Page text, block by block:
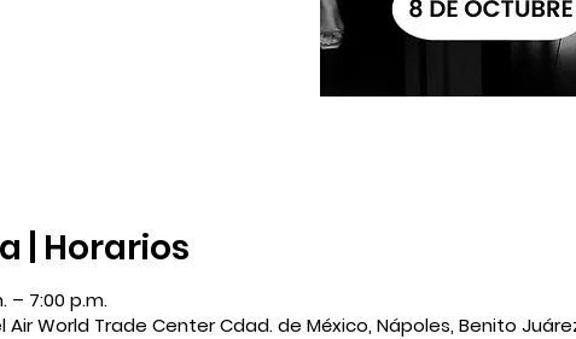
| Horarios
– 7:00 p.m.
Air World Trade Center Cdad. de México, Nápoles, Benito